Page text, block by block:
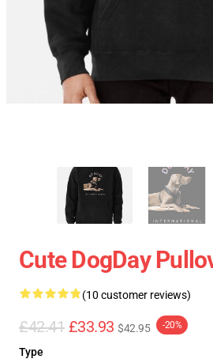
Cute DogDay
(10 customer reviews)
£42.41 £33.93 $42.95 -20%
Type